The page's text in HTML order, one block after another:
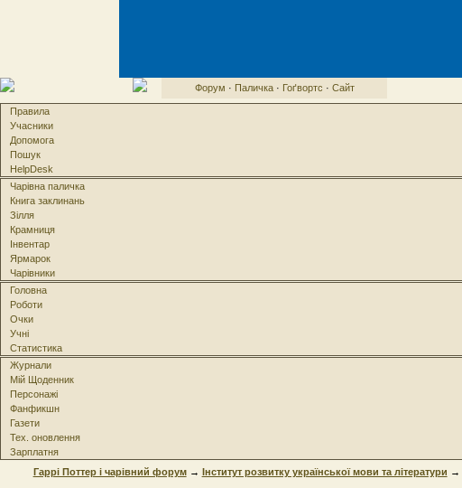
Форум · Паличка· Гоґвортс · Сайт
Правила
Учасники
Допомога
Пошук
HelpDesk
Чарівна паличка
Книга заклинань
Зілля
Крамниця
Інвентар
Ярмарок
Чарівники
Головна
Роботи
Очки
Учні
Статистика
Журнали
Мій Щоденник
Персонажі
Фанфикшн
Газети
Тех. оновлення
Зарплатня
Гаррі Поттер і чарівний форум→ Інститут розвитку української мови та літератури →